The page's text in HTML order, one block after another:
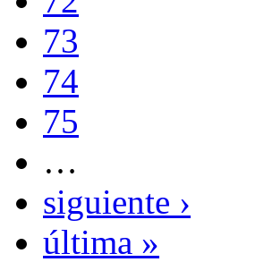
73
74
75
…
siguiente ›
última »